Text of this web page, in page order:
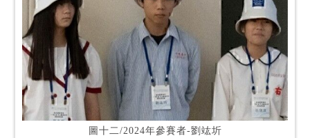
圖十二/2024年參賽者-劉竑圻